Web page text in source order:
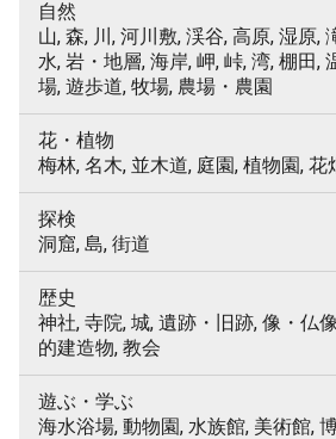
自然
山, 森, 川, 河川敷, 渓谷, 高原, 湿原,
水, 岩・地層, 海岸, 岬, 峠, 湾, 棚田,
場, 遊歩道, 牧場, 農場・農園
花・植物
梅林, 名木, 並木道, 庭園, 植物園, 花
探検
洞窟, 島, 街道
歴史
神社, 寺院, 城, 遺跡・旧跡, 像・仏
的建造物, 教会
遊ぶ・学ぶ
海水浴場, 動物園, 水族館, 美術館,